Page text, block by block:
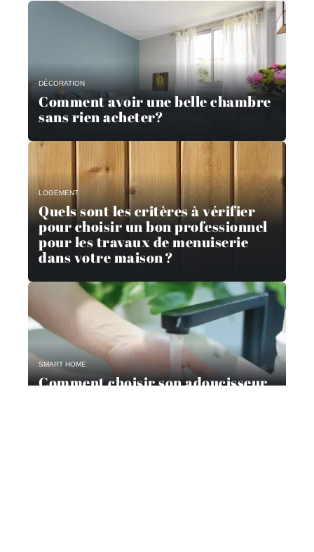
DÉCORATION
Comment avoir une belle chambre
sans rien acheter?
LOGEMENT
Quels sont les critères à vérifier
pour choisir un bon professionnel
pour les travaux de menuiserie
dans votre maison ?
SMART HOME
Comment choisir son adoucisseur